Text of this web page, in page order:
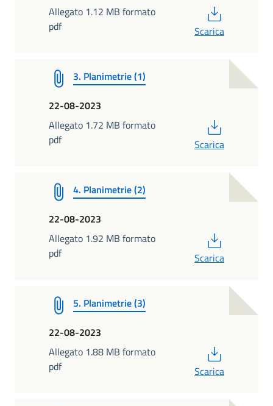
Allegato 1.12 MB formato
pdf
Scarica
3. Planimetrie (1)
22-08-2023
Allegato 1.72 MB formato
pdf
Scarica
4. Planimetrie (2)
22-08-2023
Allegato 1.92 MB formato
pdf
Scarica
5. Planimetrie (3)
22-08-2023
Allegato 1.88 MB formato
pdf
Scarica